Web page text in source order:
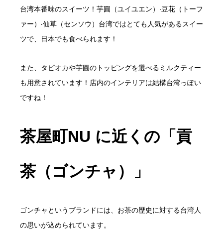
台湾本番味のスイーツ！芋圓（ユイユエン）‧豆花（トーフ
ァー）‧仙草（センソウ）台湾ではとても人気があるスイー
ツで、日本でも食べられます！
また、タピオカや芋圓のトッピングを選べるミルクティー
も用意されています！店内のインテリアは結構台湾っぽい
ですね！
茶屋町NU に近くの「貢
茶（ゴンチャ）」
ゴンチャというブランドには、お茶の歴史に対する台湾人
の思いが込められています。